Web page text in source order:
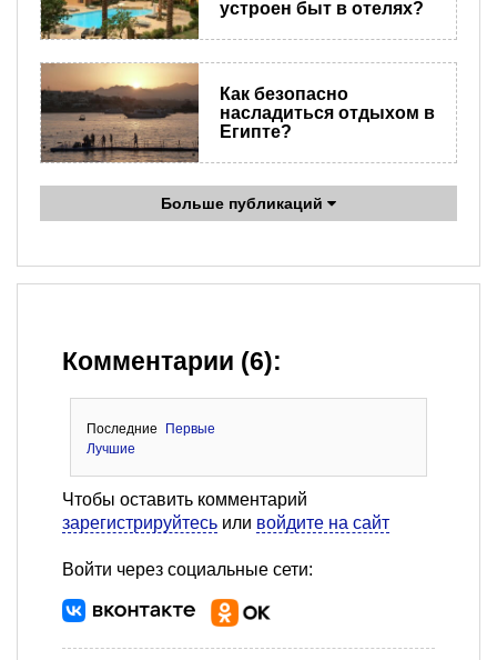
устроен быт в отелях?
Как безопасно
насладиться отдыхом в
Египте?
Больше публикаций
Комментарии (6):
Последние
Первые
Лучшие
Чтобы оставить комментарий
зарегистрируйтесь или войдите на сайт
Войти через социальные сети: